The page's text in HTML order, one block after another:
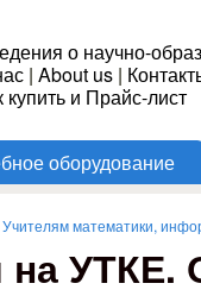
о научно-
| About us |
купить и Прайс-лист
оборудование
Учителям математики,
УТКЕ.